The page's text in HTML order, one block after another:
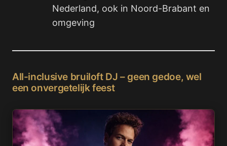
Nederland, ook in Noord-Brabant en
omgeving
All-inclusive bruiloft DJ – geen gedoe, wel
een onvergetelijk feest